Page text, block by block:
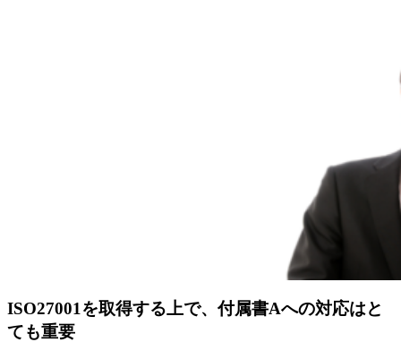
ISO27001を取得する上で、付属書Aへの対応はと
ても重要